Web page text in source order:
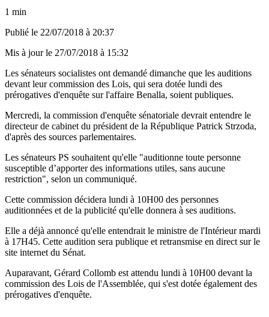
1 min
Publié le 22/07/2018 à 20:37
Mis à jour le 27/07/2018 à 15:32
Les sénateurs socialistes ont demandé dimanche que les auditions
devant leur commission des Lois, qui sera dotée lundi des
prérogatives d'enquête sur l'affaire Benalla, soient publiques.
Mercredi, la commission d'enquête sénatoriale devrait entendre le
directeur de cabinet du président de la République Patrick Strzoda,
d'après des sources parlementaires.
Les sénateurs PS souhaitent qu'elle "auditionne toute personne
susceptible d’apporter des informations utiles, sans aucune
restriction", selon un communiqué.
Cette commission décidera lundi à 10H00 des personnes
auditionnées et de la publicité qu'elle donnera à ses auditions.
Elle a déjà annoncé qu'elle entendrait le ministre de l'Intérieur mardi
à 17H45. Cette audition sera publique et retransmise en direct sur le
site internet du Sénat.
Auparavant, Gérard Collomb est attendu lundi à 10H00 devant la
commission des Lois de l'Assemblée, qui s'est dotée également des
prérogatives d'enquête.